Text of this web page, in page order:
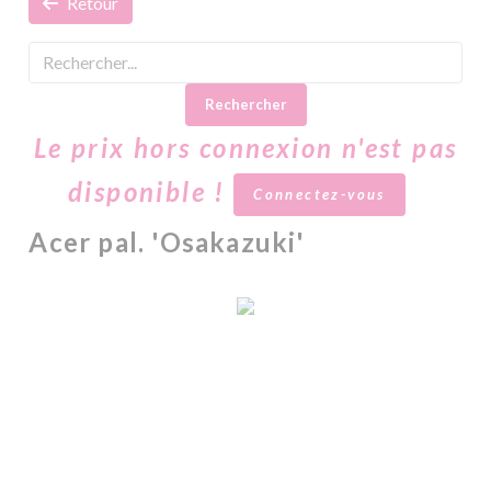
Rechercher
Le prix hors connexion n'est pas
disponible !
Connectez-vous
Acer pal. 'Osakazuki'